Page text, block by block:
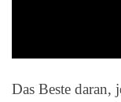
Das Beste daran,